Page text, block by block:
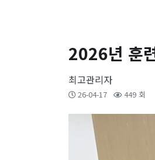
2026년 훈
최고관리자
26-04-17 449 회